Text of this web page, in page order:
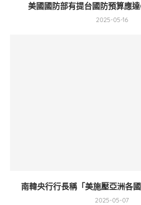
美國國防部有提台國防預算應
2025-05-16
南韓央行行長稱「美施壓亞洲各
2025-05-07